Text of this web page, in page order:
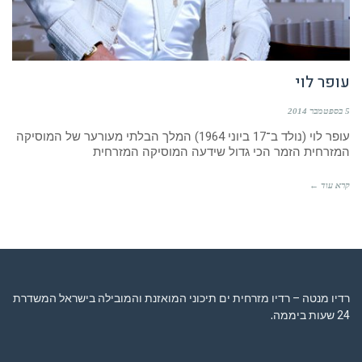
עופר לוי
5 בספטמבר 2014
עופר לוי (נולד ב־17 ביוני 1964) המלך הבלתי מעורער של המוסיקה
המזרחית הזמר הכי גדול שידעה המוסיקה המזרחית
קרא עוד ←
רדיו מנטה – רדיו מזרחית ים תיכוני המואזנת והמובילה בישראל המשדרת
24 שעות ביממה,